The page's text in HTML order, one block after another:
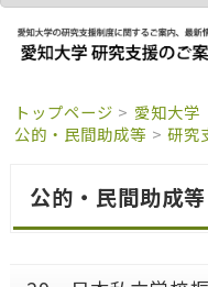
トップページ > 愛知大
公的・民間助成等 > 研究
公的・民間助成